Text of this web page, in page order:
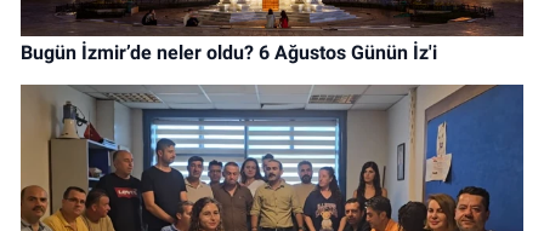
Bugün İzmir’de neler oldu? 6 Ağustos Günün İz'i